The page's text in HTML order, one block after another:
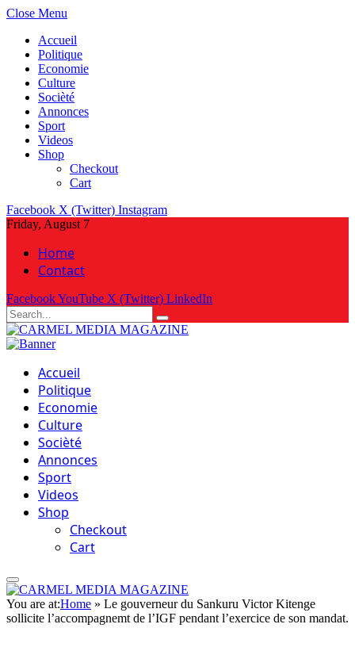
Close Menu
Accueil
Politique
Economie
Culture
Socièté
Annonces
Sport
Videos
Shop
Checkout
Cart
Facebook X (Twitter) Instagram
Friday, August 7
Home
Contact
FacebookYouTube X (Twitter) LinkedIn
Accueil
Politique
Economie
Culture
Socièté
Annonces
Sport
Videos
Shop
Checkout
Cart
You are at:Home » Le gouverneur du Sankuru Victor Kitenge
sollicite l’accompagnemt de l’IGF pendant l’exercice de son mandat.